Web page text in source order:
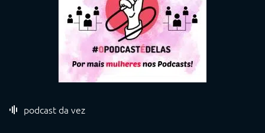
podcast da vez